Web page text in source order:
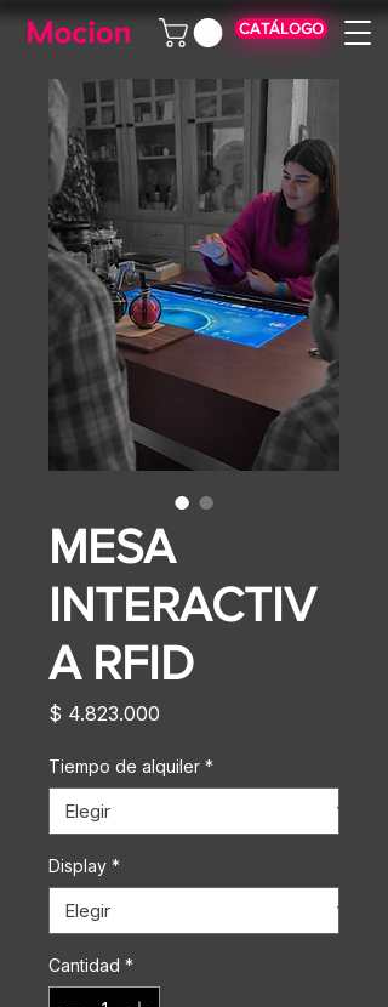
CATÁLOGO
MESA
INTERACTIV
A RFID
$ 4.823.000
Tiempo de alquiler *
Display *
Cantidad *